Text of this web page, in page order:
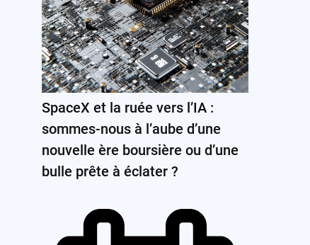
SpaceX et la ruée vers l’IA :
sommes-nous à l’aube d’une
nouvelle ère boursière ou d’une
bulle prête à éclater ?